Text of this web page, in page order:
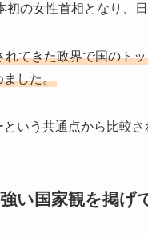
の女性首相となり、
れてきた政界で国のト
ました。
いう共通点から比較さ
い国家観を掲げ